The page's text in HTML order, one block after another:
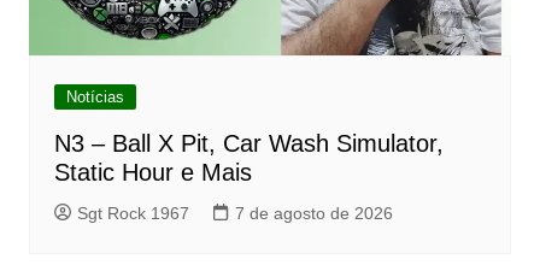
Notícias
N3 – Ball X Pit, Car Wash Simulator,
Static Hour e Mais
Sgt Rock 1967 7 de agosto de 2026